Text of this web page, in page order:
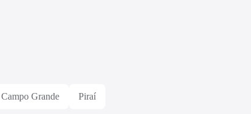
Grande Piraí